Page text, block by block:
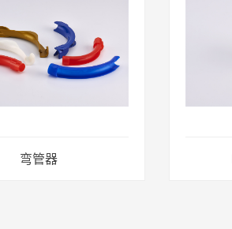
弯管器